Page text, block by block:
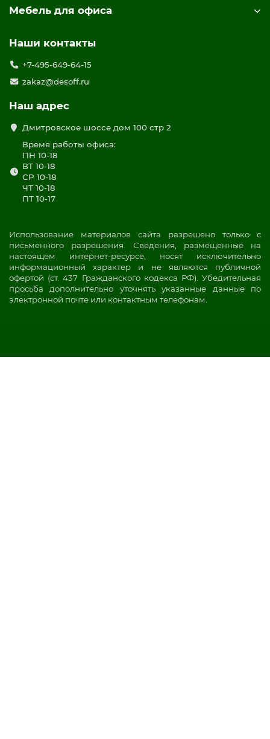
Мебель для офиса
Наши контакты
+7-495-649-64-15
zakaz@desoff.ru
Наш адрес
Дмитровское шоссе дом 100 стр 2
Время работы офиса:
ПН 10-18
ВТ 10-18
СР 10-18
ЧТ 10-18
ПТ 10-17
Использование материалов сайта разрешено только с
письменного разрешения. Сведения, размещенные на
настоящем интернет-ресурсе, носят исключительно
информационный характер и не являются публичной
офертой (ст. 437 Гражданского кодекса РФ). Убедительная
просьба дополнительно уточнять указанные данные по
электронной почте или контактным телефонам.